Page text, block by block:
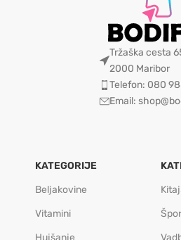
Tržaška cesta
2000 Maribor
Telefon: 080
Email:
KATEGORIJE
Beljakovine
Vitamini